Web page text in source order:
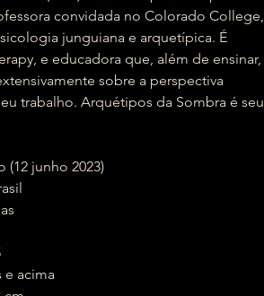
convidada no Colorado College,
junguiana e arquetípica. É
e educadora que, além de ensinar,
sobre a perspectiva
trabalho. Arquétipos da Sombra é seu
(12 junho 2023)
anos e acima